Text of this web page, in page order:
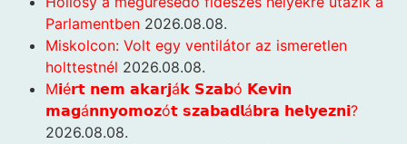
Parlamentben 2026.08.08.
Miskolcon: Volt egy ventilátor az ismeretlen
holttestnél 2026.08.08.
M𝗶é𝗿𝘁 𝗻𝗲𝗺 𝗮𝗸𝗮𝗿𝗷á𝗸 𝗦𝘇𝗮𝗯ó 𝗞𝗲𝘃𝗶𝗻
𝗺𝗮𝗴á𝗻𝗻𝘆𝗼𝗺𝗼𝘇ó𝘁 𝘀𝘇𝗮𝗯𝗮𝗱𝗹á𝗯𝗿𝗮 𝗵𝗲𝗹𝘆𝗲𝘇𝗻𝗶?
2026.08.08.